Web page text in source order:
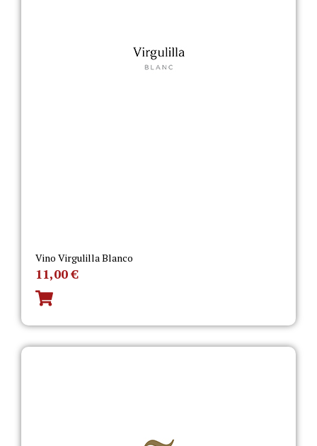
Vino Virgulilla Blanco
11,00€